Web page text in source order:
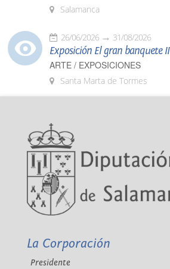
Salamanca
26/06/2026 31/08/2026
Exposición El gran banquete II
ARTE / EXPOSICIONES
Santa Marta de Tormes
La Corporación
Presidente